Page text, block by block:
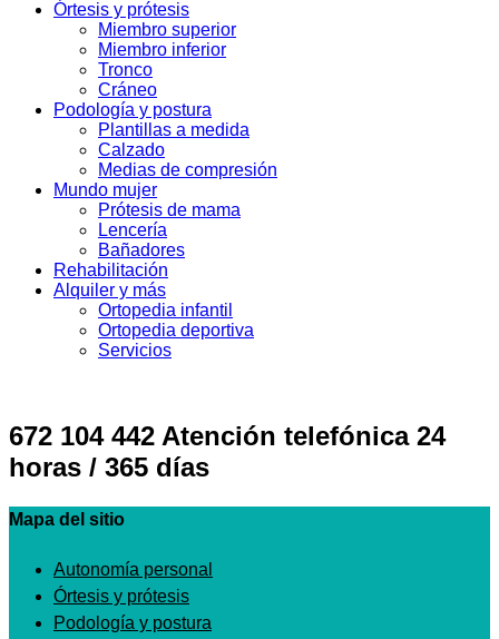
Órtesis y prótesis
Miembro superior
Miembro inferior
Tronco
Cráneo
Podología y postura
Plantillas a medida
Calzado
Medias de compresión
Mundo mujer
Prótesis de mama
Lencería
Bañadores
Rehabilitación
Alquiler y más
Ortopedia infantil
Ortopedia deportiva
Servicios
672 104 442 Atención telefónica 24
horas / 365 días
Mapa del sitio
Autonomía personal
Órtesis y prótesis
Podología y postura